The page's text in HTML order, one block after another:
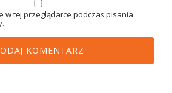
w tej przeglądarce podczas pisania